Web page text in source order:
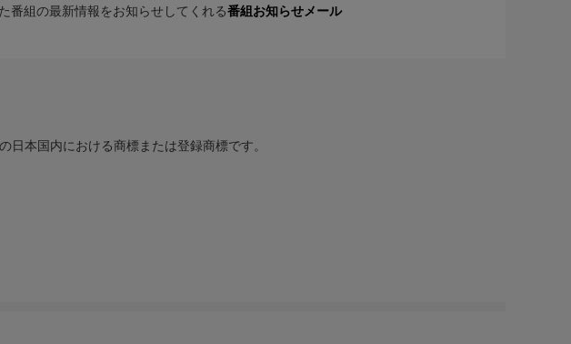
番組の最新情報をお知らせしてくれる番組お知らせメール
日本国内における商標または登録商標です。